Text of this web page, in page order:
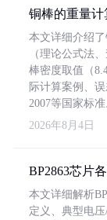
铜棒的重量
本文详细介绍
（理论公式法
棒密度取值（
际计算案例、
2007等国家标准
2026年8月4日
BP2863芯片
本文详细解析
定义、典型电